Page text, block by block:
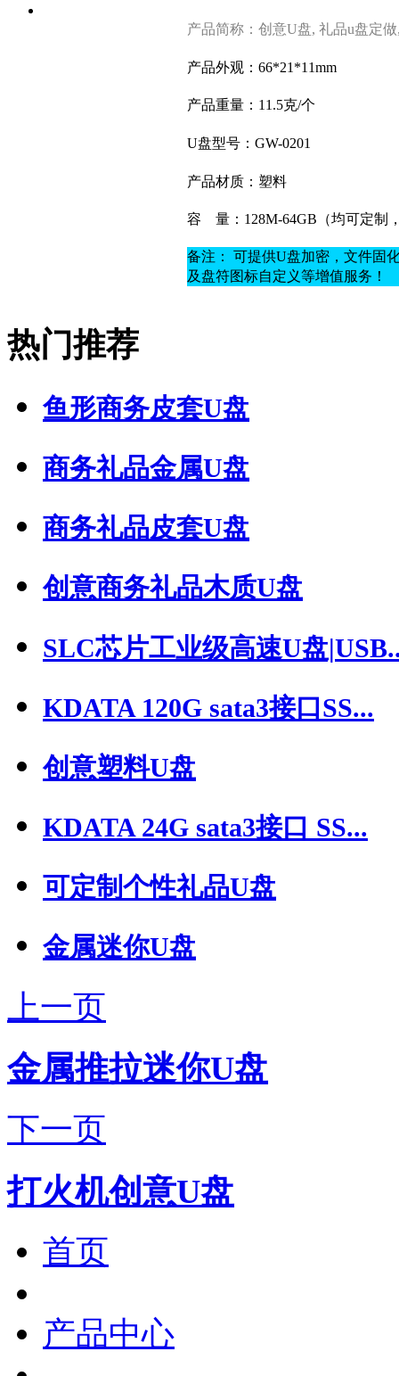
产品简称：创意U盘, 礼品u盘定
产品外观：66*21*11mm
产品重量：11.5克/个
U盘型号：GW-0201
产品材质： 塑料
容 量：128M-64GB（均可定制
备注： 可提供U盘加密，文件固
及盘符图标自定义等增值服务！
热门推荐
鱼形商务皮套U盘
商务礼品金属U盘
商务礼品皮套U盘
创意商务礼品木质U盘
SLC芯片工业级高速U盘
KDATA 120G sata3接口SS...
创意塑料U盘
KDATA 24G sata3接口 SS...
可定制个性礼品U盘
金属迷你U盘
上一页
金属推拉迷你U盘
下一页
打火机创意U盘
首页
产品中心